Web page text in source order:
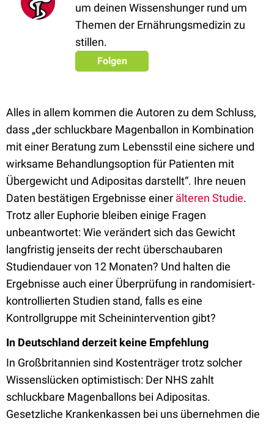
um deinen Wissenshunger rund um
Themen der Ernährungsmedizin zu
stillen.
Folgen
Alles in allem kommen die Autoren zu dem Schluss,
dass „der schluckbare Magenballon in Kombination
mit einer Beratung zum Lebensstil eine sichere und
wirksame Behandlungsoption für Patienten mit
Übergewicht und Adipositas darstellt“. Ihre neuen
Daten bestätigen Ergebnisse einer älteren Studie.
Trotz aller Euphorie bleiben einige Fragen
unbeantwortet: Wie verändert sich das Gewicht
langfristig jenseits der recht überschaubaren
Studiendauer von 12 Monaten? Und halten die
Ergebnisse auch einer Überprüfung in randomisiert-
kontrollierten Studien stand, falls es eine
Kontrollgruppe mit Scheinintervention gibt?
In Deutschland derzeit keine Empfehlung
In Großbritannien sind Kostenträger trotz solcher
Wissenslücken optimistisch: Der NHS zahlt
schluckbare Magenballons bei Adipositas.
Gesetzliche Krankenkassen bei uns übernehmen die